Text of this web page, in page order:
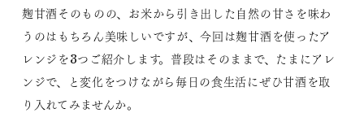
麹甘酒そのものの、お米から引き出した自然の甘さを味わ
うのはもちろん美味しいですが、今回は麹甘酒を使ったア
レンジを3つご紹介します。普段はそのままで、たまにアレ
ンジで、と変化をつけながら毎日の食生活にぜひ甘酒を取
り入れてみませんか。